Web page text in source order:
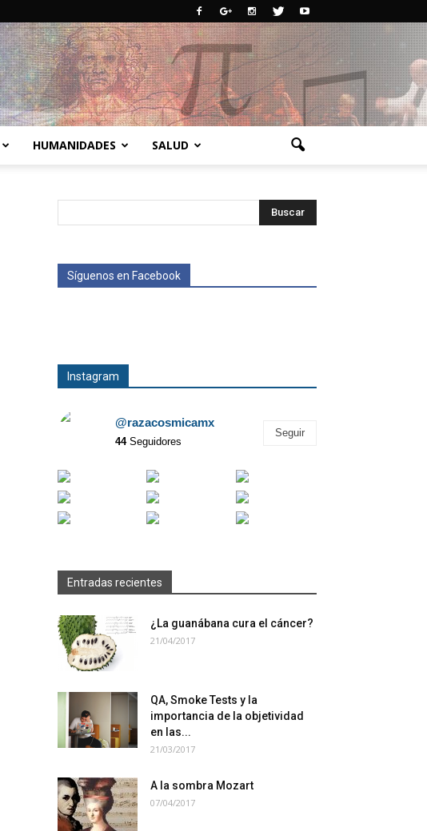
HUMANIDADES SALUD
Síguenos en Facebook
Instagram
@razacosmicamx
44Seguidores
Seguir
Entradas recientes
¿La guanábana cura el cáncer?
21/04/2017
QA, Smoke Tests y la
importancia de la objetividad
en las...
21/03/2017
A la sombra Mozart
07/04/2017